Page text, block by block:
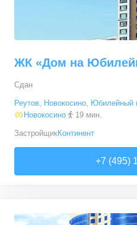
ЖК «Дом на
Сдан
Реутов, Новокосино, Юбилейный
Новокосино
19 мин.
ЗастройщикКонтинент
+7 (495)